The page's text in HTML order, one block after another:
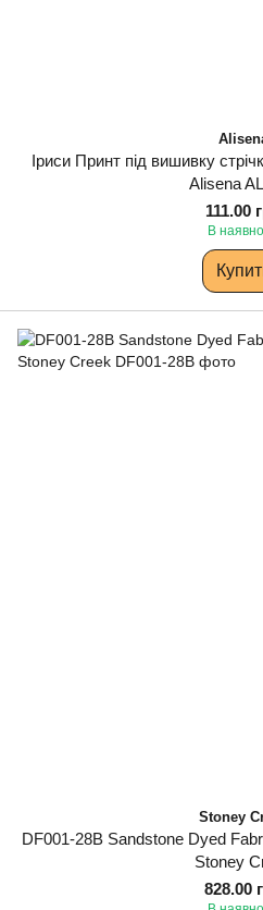
Іриси Принт під вишивку
Alisena
111.00
В
Stoney
DF001-28B Sandstone Dyed
Stoney
828.00